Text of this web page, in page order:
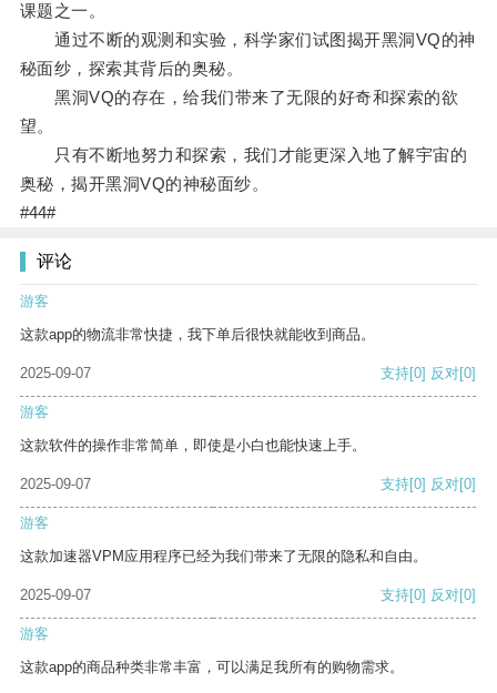
课题之一。
通过不断的观测和实验，科学家们试图揭开黑洞VQ的神
秘面纱，探索其背后的奥秘。
黑洞VQ的存在，给我们带来了无限的好奇和探索的欲
望。
只有不断地努力和探索，我们才能更深入地了解宇宙的
奥秘，揭开黑洞VQ的神秘面纱。
#44#
评论
游客
这款app的物流非常快捷，我下单后很快就能收到商品。
2025-09-07 支持[0] 反对[0]
游客
这款软件的操作非常简单，即使是小白也能快速上手。
2025-09-07 支持[0] 反对[0]
游客
这款加速器VPM应用程序已经为我们带来了无限的隐私和自由。
2025-09-07 支持[0] 反对[0]
游客
这款app的商品种类非常丰富，可以满足我所有的购物需求。